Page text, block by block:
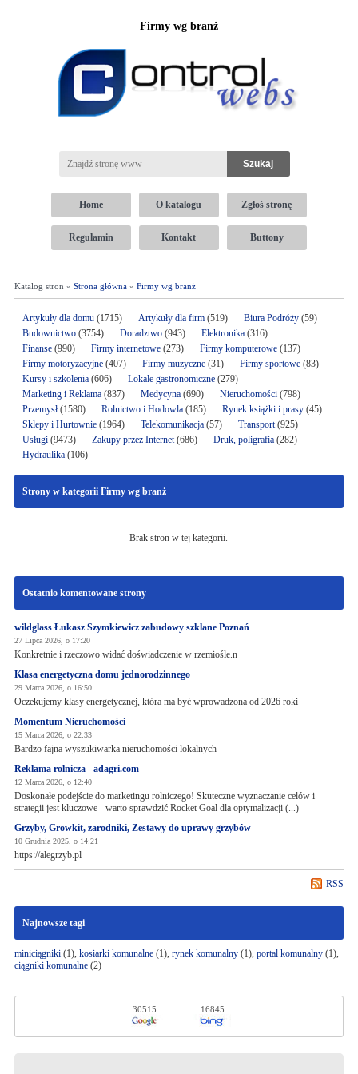
Firmy wg branż
Home O katalogu Zgłoś stronę
Regulamin Kontakt Buttony
Katalog stron » Strona główna» Firmy wg branż
Artykuły dla domu(1715) Artykuły dla firm(519) Biura Podróży(59)
Budownictwo(3754) Doradztwo(943) Elektronika (316)
Finanse(990) Firmy internetowe (273) Firmy komputerowe(137)
Firmy motoryzacyjne(407) Firmy muzyczne(31) Firmy sportowe(83)
Kursy i szkolenia(606) Lokale gastronomiczne(279)
Marketing i Reklama(837) Medycyna(690) Nieruchomości(798)
Przemysł(1580) Rolnictwo i Hodowla(185) Rynek książki i prasy(45)
Sklepy i Hurtownie(1964) Telekomunikacja(57) Transport(925)
Usługi(9473) Zakupy przez Internet(686) Druk, poligrafia(282)
Hydraulika(106)
Strony w kategorii Firmy wg branż
Brak stron w tej kategorii.
Ostatnio komentowane strony
wildglass Łukasz Szymkiewicz zabudowy szklane Poznań
27 Lipca 2026, o 17:20
Konkretnie i rzeczowo widać doświadczenie w rzemiośle.n
Klasa energetyczna domu jednorodzinnego
29 Marca 2026, o 16:50
Oczekujemy klasy energetycznej, która ma być wprowadzona od 2026 roki
Momentum Nieruchomości
15 Marca 2026, o 22:33
Bardzo fajna wyszukiwarka nieruchomości lokalnych
Reklama rolnicza - adagri.com
12 Marca 2026, o 12:40
Doskonałe podejście do marketingu rolniczego! Skuteczne wyznaczanie celów i
strategii jest kluczowe - warto sprawdzić Rocket Goal dla optymalizacji (...)
Grzyby, Growkit, zarodniki, Zestawy do uprawy grzybów
10 Grudnia 2025, o 14:21
https://alegrzyb.pl
RSS
Najnowsze tagi
miniciągniki(1), kosiarki komunalne(1), rynek komunalny(1), portal komunalny(1),
ciągniki komunalne(2)
30515 16845